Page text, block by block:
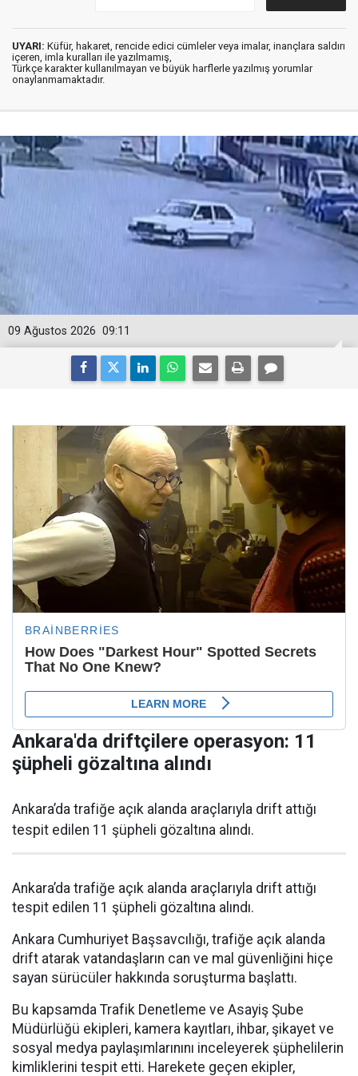
UYARI: Küfür, hakaret, rencide edici cümleler veya imalar, inançlara saldırı
içeren, imla kuralları ile yazılmamış,
Türkçe karakter kullanılmayan ve büyük harflerle yazılmış yorumlar
onaylanmamaktadır.
09:11
09 Ağustos 2026
Ankara'da driftçilere operasyon: 11
şüpheli gözaltına alındı
Ankara’da trafiğe açık alanda araçlarıyla drift attığı
tespit edilen 11 şüpheli gözaltına alındı.
Ankara’da trafiğe açık alanda araçlarıyla drift attığı
tespit edilen 11 şüpheli gözaltına alındı.
Ankara Cumhuriyet Başsavcılığı, trafiğe açık alanda
drift atarak vatandaşların can ve mal güvenliğini hiçe
sayan sürücüler hakkında soruşturma başlattı.
Bu kapsamda Trafik Denetleme ve Asayiş Şube
Müdürlüğü ekipleri, kamera kayıtları, ihbar, şikayet ve
sosyal medya paylaşımlarınını inceleyerek şüphelilerin
kimliklerini tespit etti. Harekete geçen ekipler,